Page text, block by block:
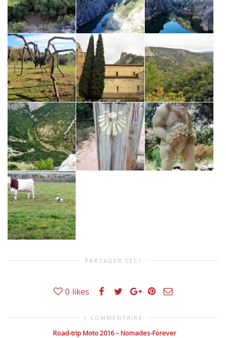
PARTAGER CECI
0 likes
1 COMMENTAIRE
Road-trip Moto 2016 – Nomades-Forever